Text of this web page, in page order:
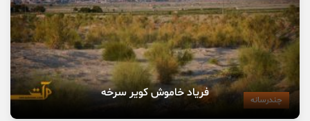
چندرسانه فریاد خاموش کویر سرخه